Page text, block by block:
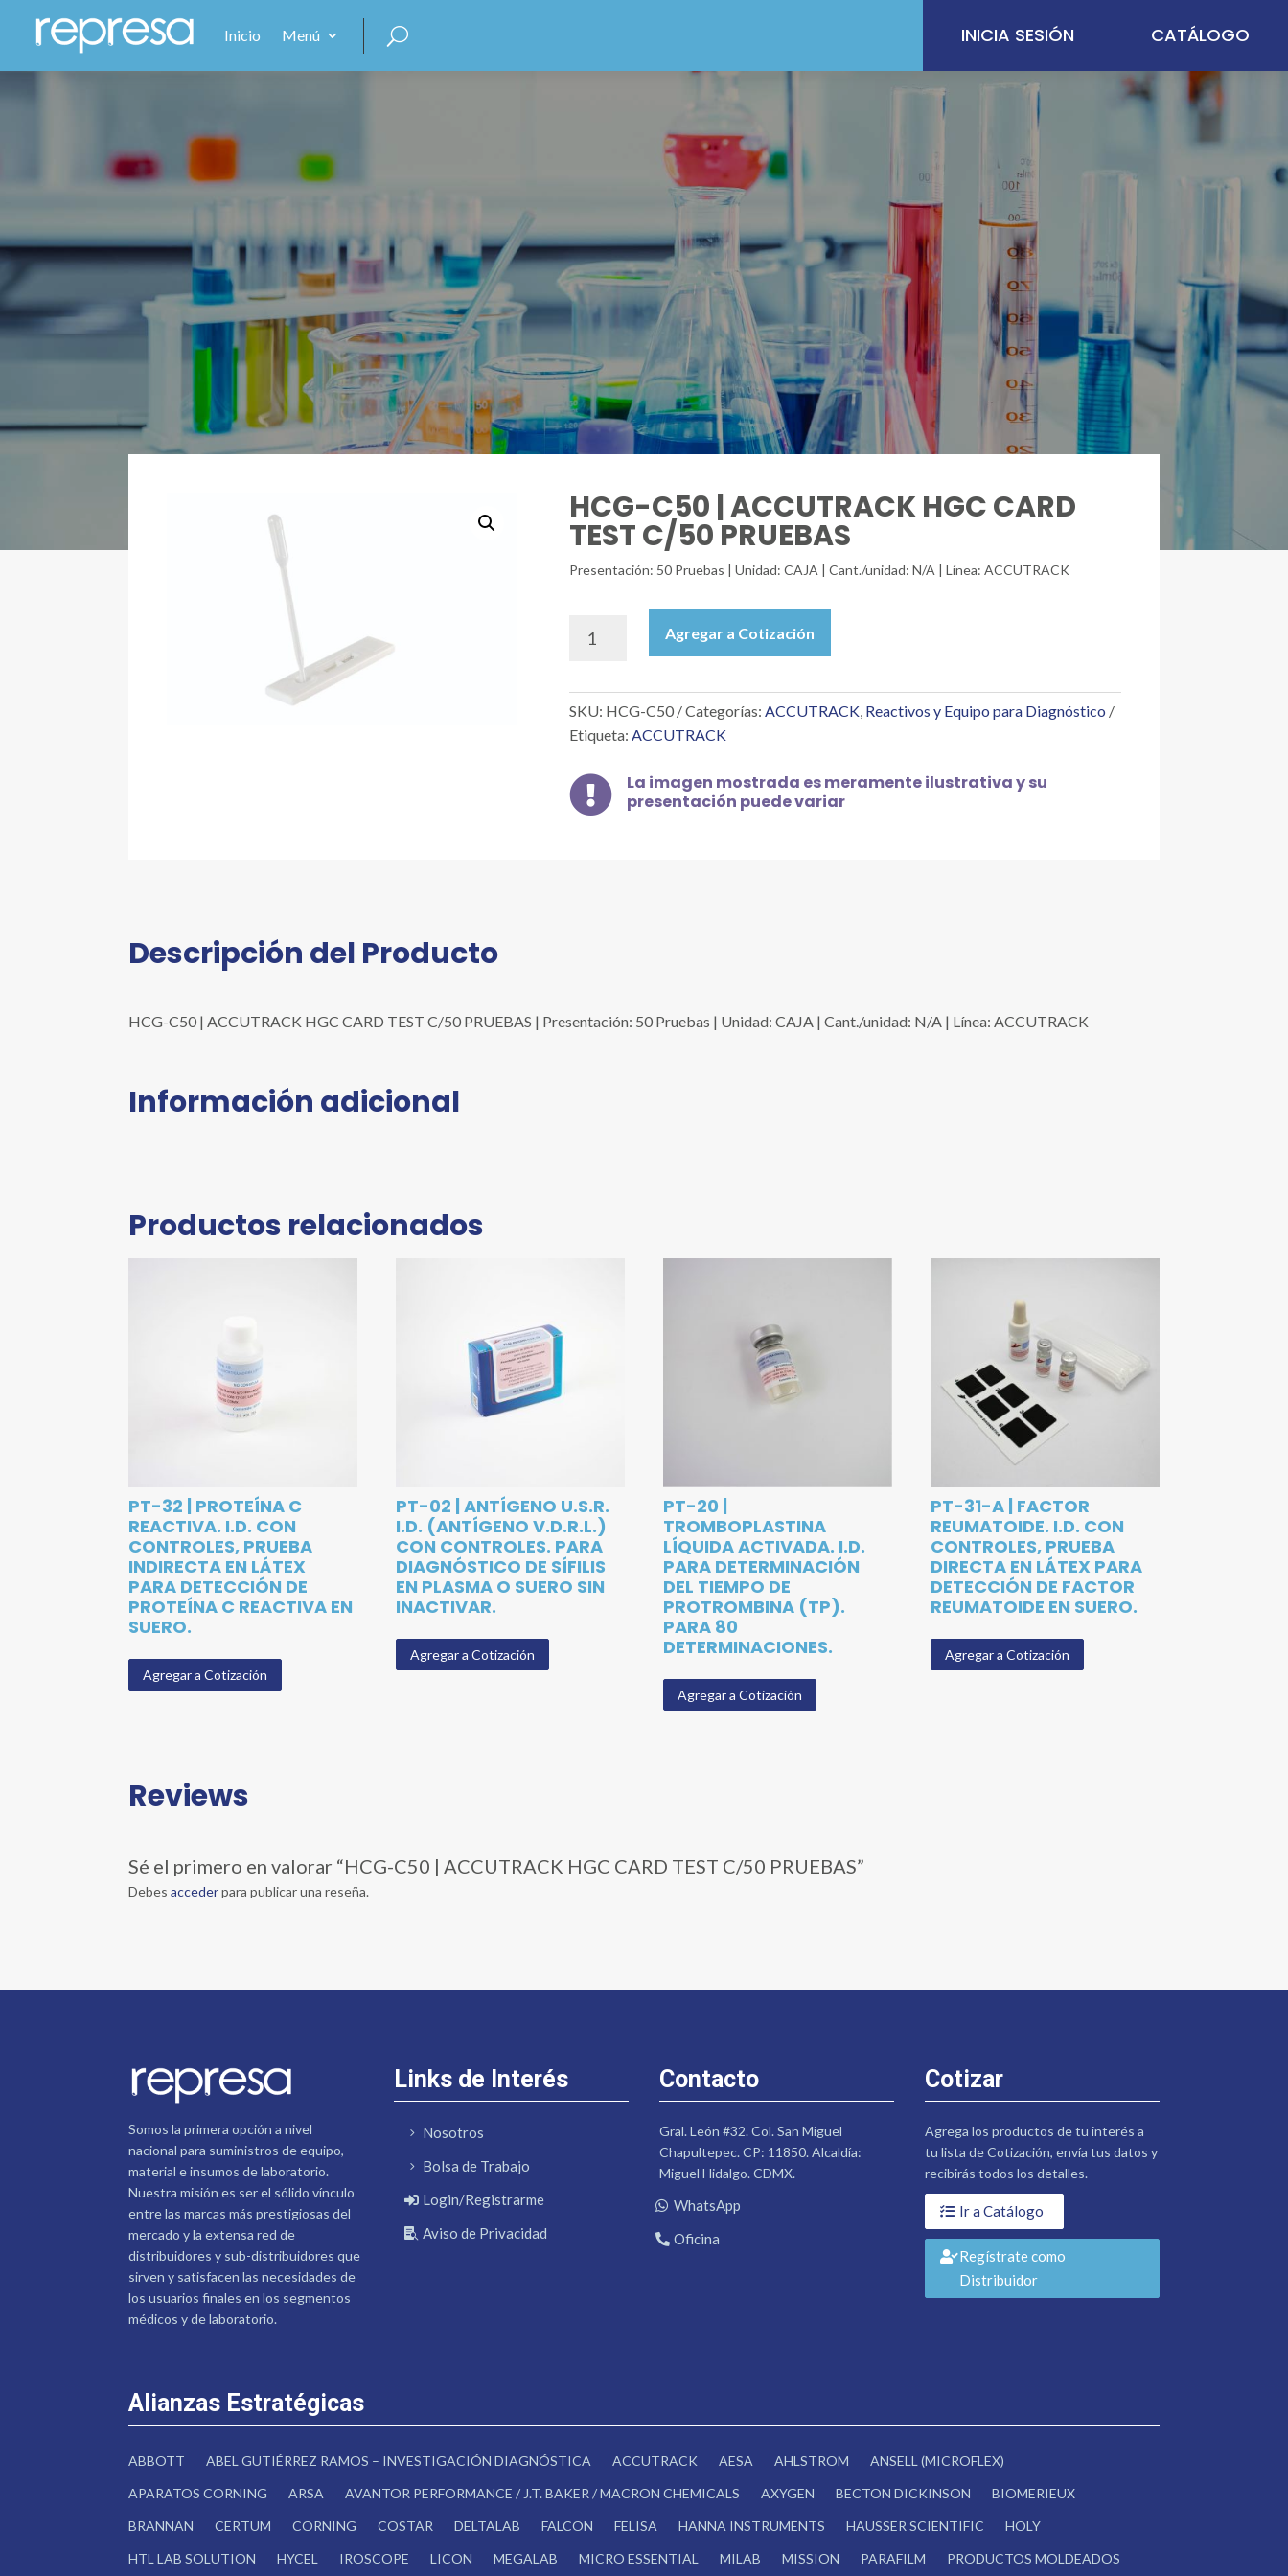
Inicio Menú INICIA SESIÓN CATÁLOGO
HCG-C50 | ACCUTRACK HGC CARD
TEST C/50 PRUEBAS
Presentación: 50 Pruebas | Unidad: CAJA | Cant./unidad: N/A | Línea: ACCUTRACK
C50
ACCUTRACK
HGC
CARD
C/50
PRUEBAS
cantidad
Agregar a Cotización
SKU: HCG-C50 Categorías:ACCUTRACK, Reactivos y Equipo para Diagnóstico
Etiqueta:ACCUTRACK

La imagen mostrada es meramente ilustrativa y su
presentación puede variar
Descripción del Producto
HCG-C50 | ACCUTRACK HGC CARD TEST C/50 PRUEBAS | Presentación: 50 Pruebas | Unidad: CAJA | Cant./unidad: N/A | Línea: ACCUTRACK
Información adicional
Productos relacionados
PT-32 | PROTEÍNA C
REACTIVA. I.D. CON
CONTROLES, PRUEBA
INDIRECTA EN LÁTEX
PARA DETECCIÓN DE
PROTEÍNA C REACTIVA EN
SUERO.
Agregar a Cotización
PT-02 | ANTÍGENO U.S.R.
I.D. (ANTÍGENO V.D.R.L.)
CON CONTROLES. PARA
DIAGNÓSTICO DE SÍFILIS
EN PLASMA O SUERO SIN
INACTIVAR.
Agregar a Cotización
PT-20 |
TROMBOPLASTINA
LÍQUIDA ACTIVADA. I.D.
PARA DETERMINACIÓN
DEL TIEMPO DE
PROTROMBINA (TP).
PARA 80
DETERMINACIONES.
Agregar a Cotización
PT-31-A | FACTOR
REUMATOIDE. I.D. CON
CONTROLES, PRUEBA
DIRECTA EN LÁTEX PARA
DETECCIÓN DE FACTOR
REUMATOIDE EN SUERO.
Agregar a Cotización
Reviews
Sé el primero en valorar “HCG-C50 | ACCUTRACK HGC CARD TEST C/50 PRUEBAS”
Debesaccederpara publicar una reseña.
Somos la primera opción a nivel
nacional para suministros de equipo,
material e insumos de laboratorio.
Nuestra misión es ser el sólido vínculo
entre las marcas más prestigiosas del
mercado y la extensa red de
distribuidores y sub-distribuidores que
sirven y satisfacen las necesidades de
los usuarios finales en los segmentos
médicos y de laboratorio.
Links de Interés
Nosotros
Bolsa de Trabajo
Login/Registrarme
Aviso de Privacidad
Contacto
Gral. León #32. Col. San Miguel
Chapultepec. CP: 11850. Alcaldía:
Miguel Hidalgo. CDMX.
WhatsApp
Oficina
Cotizar
Agrega los productos de tu interés a
tu lista de Cotización, envía tus datos y
recibirás todos los detalles.
Ir a Catálogo
Regístrate como
Distribuidor
Alianzas Estratégicas
ABBOTT ABEL GUTIÉRREZ RAMOS – INVESTIGACIÓN DIAGNÓSTICA ACCUTRACK AESA AHLSTROM
ANSELL (MICROFLEX)
APARATOS CORNING
ARSA AVANTOR PERFORMANCE / J.T. BAKER / MACRON CHEMICALS AXYGEN BECTON DICKINSON
BIOMERIEUX
BRANNAN
CERTUM CORNING COSTAR DELTALAB FALCON FELISA HANNA INSTRUMENTS HAUSSER SCIENTIFIC
HOLY
HTL LAB SOLUTION
HYCEL IROSCOPE LICON MEGALAB MICRO ESSENTIAL MILAB MISSION PARAFILM PRODUCTOS MOLDEADOS